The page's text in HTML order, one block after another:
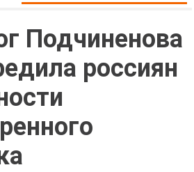
Подчиненова
россиян